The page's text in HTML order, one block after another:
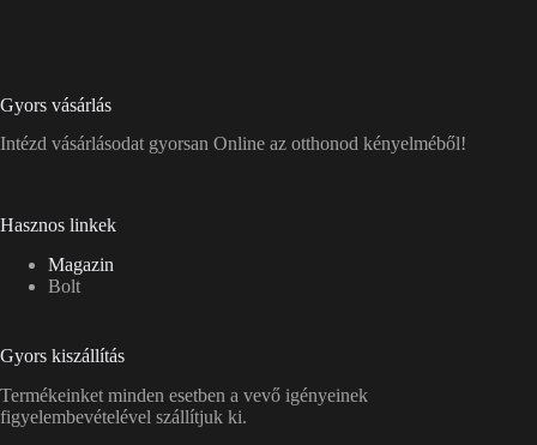
Gyors vásárlás
Intézd vásárlásodat gyorsan Online az otthonod kényelméből!
Hasznos linkek
Magazin
Bolt
Gyors kiszállítás
Termékeinket minden esetben a vevő igényeinek
figyelembevételével szállítjuk ki.